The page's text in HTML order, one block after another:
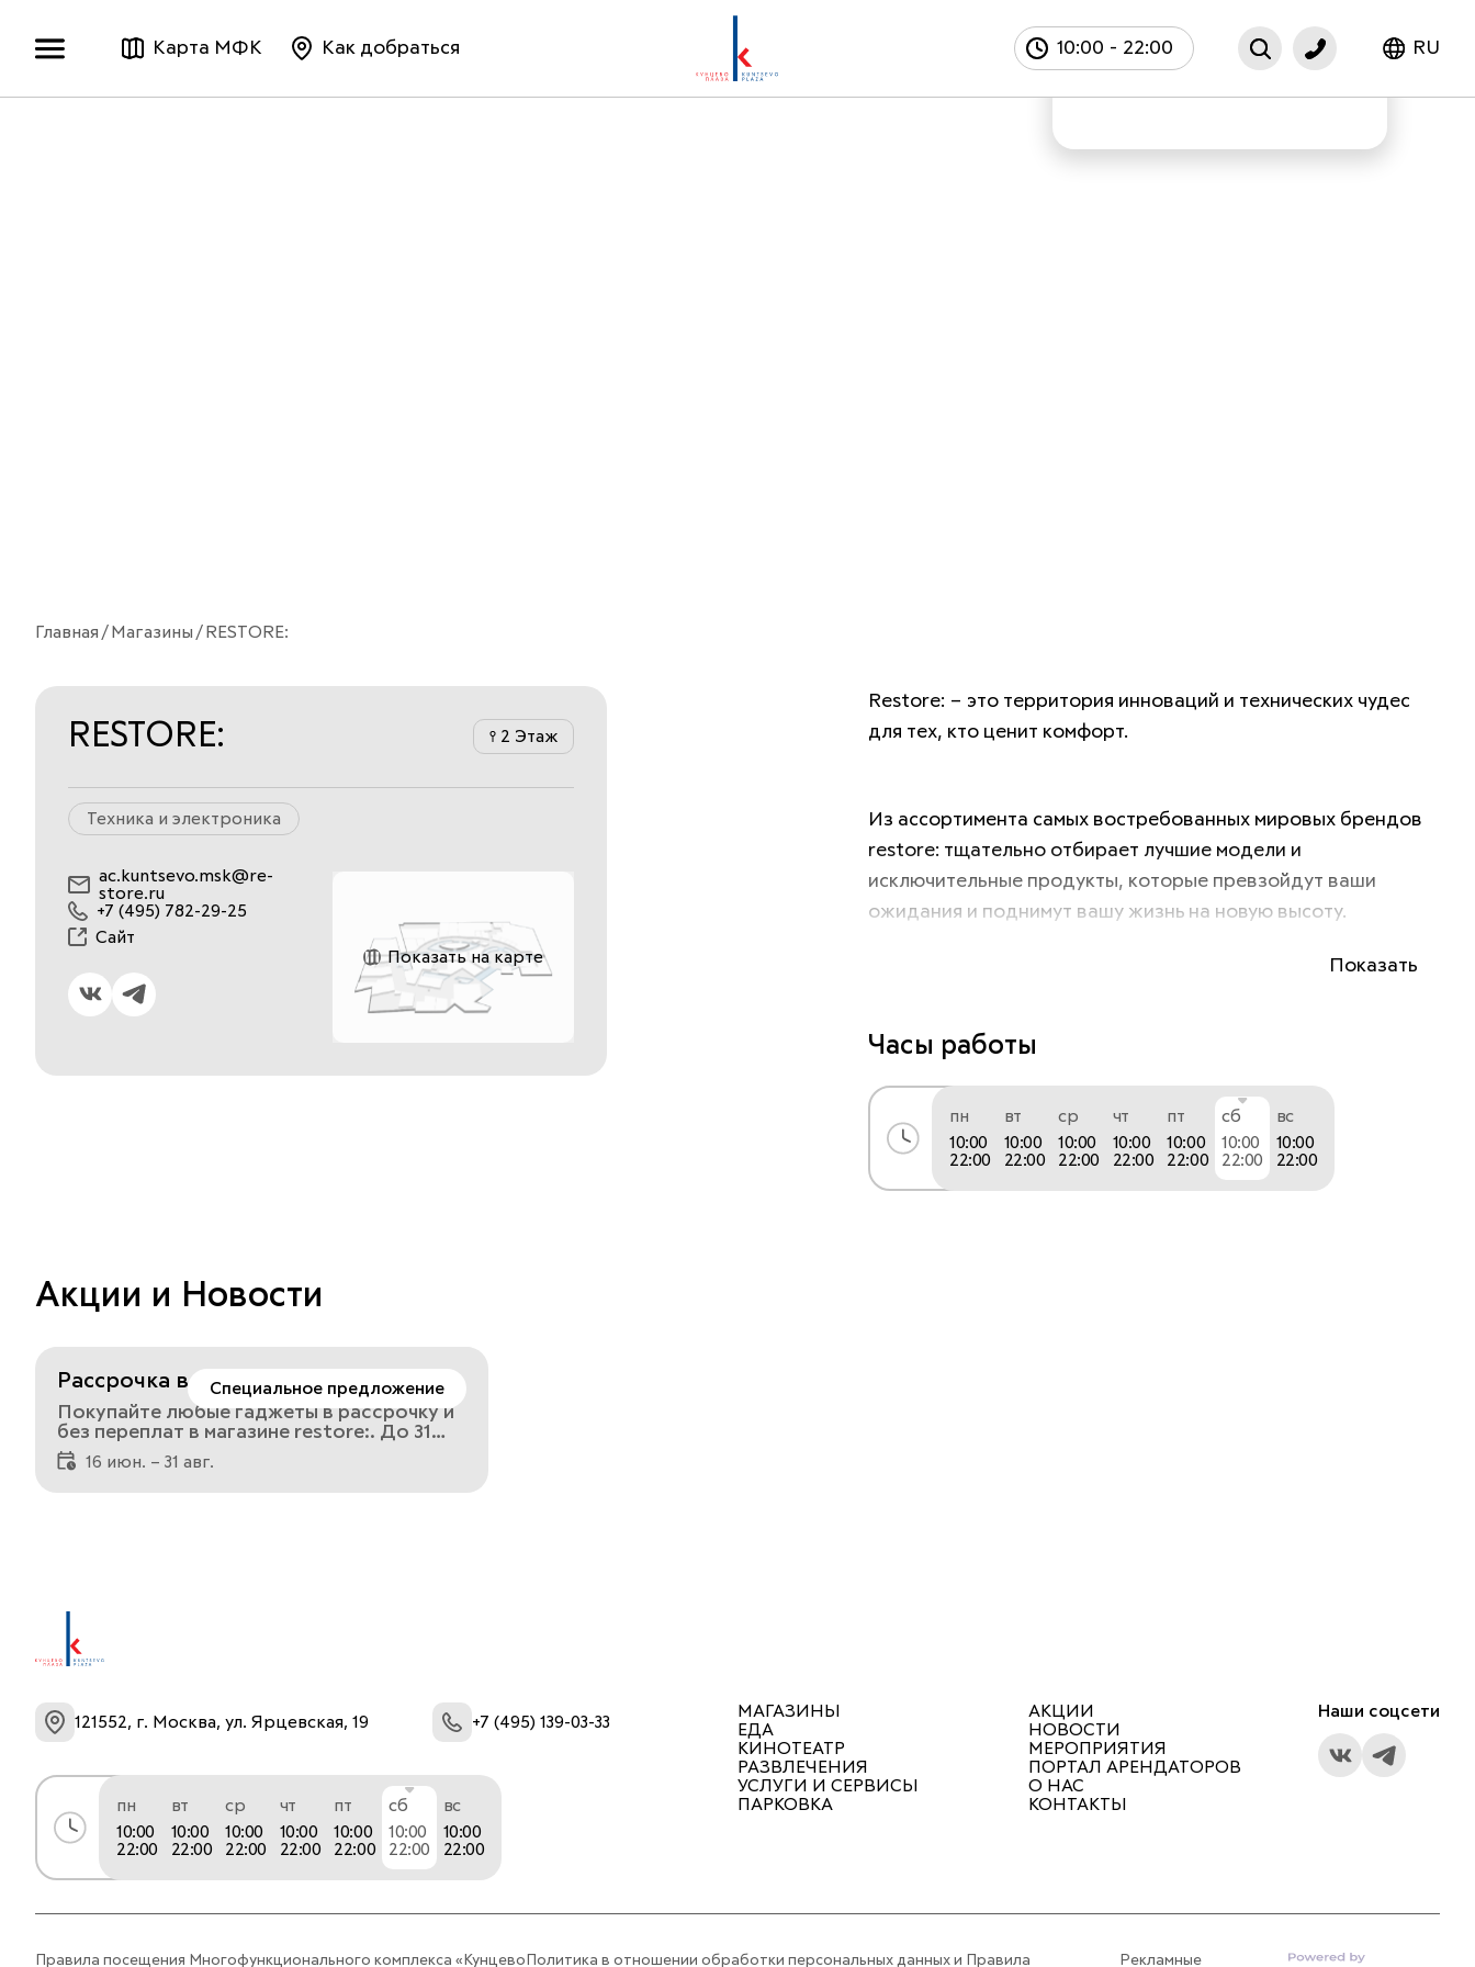
Карта МФК Как добраться 10:00 - 22:00 RU
Главная Магазины RESTORE:
RESTORE: 2 Этаж
Техника и электроника
ac.kuntsevo.msk@re-
store.ru
+7 (495) 782-29-25
Сайт
Показать на карте
Restore: – это территория инноваций и технических чудес
для тех, кто ценит комфорт.
Из ассортимента самых востребованных мировых брендов
restore: тщательно отбирает лучшие модели и
исключительные продукты, которые превзойдут ваши
ожидания и поднимут вашу жизнь на новую высоту.
- Только оригинальная продукция;
- Гарантия;
- Профессиональная консультация при выборе устройств;
Показать
Часы работы
пн
10:00
22:00
вт
10:00
22:00
ср
10:00
22:00
чт
10:00
22:00
пт
10:00
22:00
сб
10:00
22:00
вс
10:00
22:00
Акции и Новости
Специальное предложение
Рассрочка в restore:
Покупайте любые гаджеты в рассрочку и
без переплат в магазине restore:. До 31
августа 2026 года в магазине restore:
доступна рассрочка 0-0-10 на весь
ассортимент. Без первого платежа, без
store.ru/ или по телефону горячей линии 8
16 июн. – 31 авг.
121552, г. Москва, ул. Ярцевская, 19 +7 (495) 139-03-33
пн
10:00
22:00
вт
10:00
22:00
ср
10:00
22:00
чт
10:00
22:00
пт
10:00
22:00
сб
10:00
22:00
вс
10:00
22:00
МАГАЗИНЫ
ЕДА
КИНОТЕАТР
РАЗВЛЕЧЕНИЯ
УСЛУГИ И СЕРВИСЫ
ПАРКОВКА
АКЦИИ
НОВОСТИ
МЕРОПРИЯТИЯ
ПОРТАЛ АРЕНДАТОРОВ
О НАС
КОНТАКТЫ
Наши соцсети
Правила посещения Многофункционального комплекса «Кунцево Политика в отношении обработки персональных данных и Правила Рекламные